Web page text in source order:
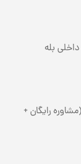
بله
رایگان +